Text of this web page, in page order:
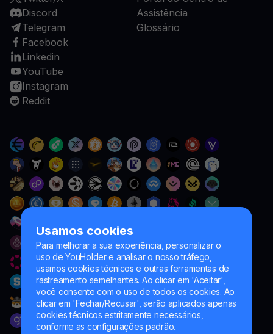
Usamos cookies
Para melhorar a sua experiência, personalizar o
uso de YouHolder e analisar o nosso tráfego,
usamos cookies técnicos e outras ferramentas de
rastreamento semelhantes. Ao clicar em 'Aceitar',
você consente com o uso de todos os cookies. Ao
clicar em 'Fechar/Recusar', serão aplicados apenas
cookies técnicos estritamente necessários,
conforme as configurações padrão.
Discord
Telegram
Facebook
Linkedin
YouTube
Instagram
Reddit
Assistência
Glossário